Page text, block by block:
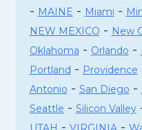
- MAINE - Miami -
NEW MEXICO - New
Oklahoma - Orlando -
Portland - Providence
Antonio - San Diego -
Seattle - Silicon Valley